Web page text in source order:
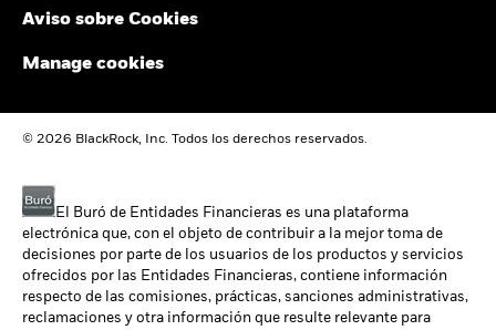
Aviso sobre Cookies
Manage cookies
© 2026 BlackRock, Inc. Todos los derechos reservados.
El Buró de Entidades Financieras es una plataforma
electrónica que, con el objeto de contribuir a la mejor toma de
decisiones por parte de los usuarios de los productos y servicios
ofrecidos por las Entidades Financieras, contiene información
respecto de las comisiones, prácticas, sanciones administrativas,
reclamaciones y otra información que resulte relevante para